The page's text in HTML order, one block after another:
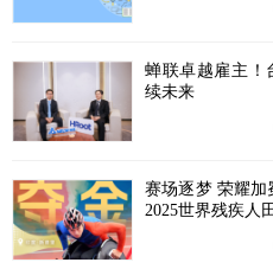
蝉联卓越雇主！
续未来
赛场逐梦 荣耀加
2025世界残疾人